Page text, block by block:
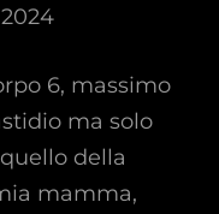
6, massimo
ma solo
della
mamma,